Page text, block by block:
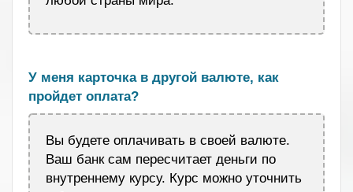
У меня карточка в другой валюте, как
пройдет оплата?
Вы будете оплачивать в своей валюте.
Ваш банк сам пересчитает деньги по
внутреннему курсу. Курс можно уточнить